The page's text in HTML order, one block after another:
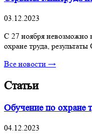
03.12.2023
С 27 ноября невозможно
охране труда,
Все новости →
Статьи
Обучение по охране
04.12.2023